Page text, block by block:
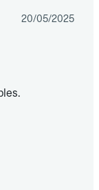
20/05/2025